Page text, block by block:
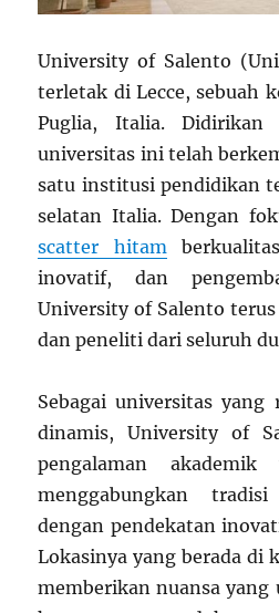
University of Salento
terletak di Lecce, sebuah
Puglia, Italia. Didirikan
universitas ini telah
satu institusi pendidikan
selatan Italia. Dengan
scatter hitam
inovatif, dan
University of Salento
dan peneliti dari seluruh
Sebagai universitas
dinamis, University of
pengalaman akademik
menggabungkan
dengan pendekatan
Lokasinya yang berada di
memberikan nuansa